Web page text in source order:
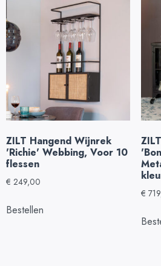
ZILT Hangend Wijnrek
'Richie' Webbing, Voor 10
flessen
€ 249,00
Bestellen
€